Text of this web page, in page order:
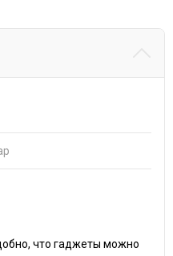
что гаджеты можно